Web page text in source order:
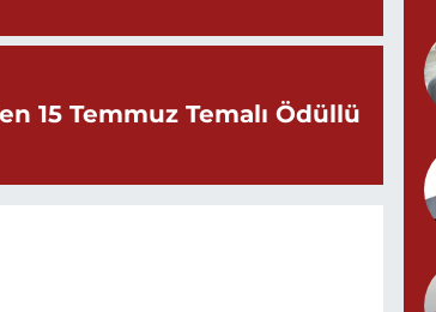
15 Temmuz Temalı Ödüllü